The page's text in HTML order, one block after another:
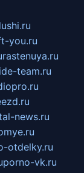
you.ru
rastenuya.ru
team.ru
news.ru
otdelky.ru
porno-vk.ru